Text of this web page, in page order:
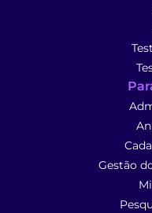
Gestão